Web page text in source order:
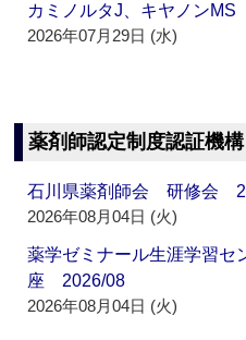
カミノルタJ、キヤノンMS
2026年07月29日 (水)
薬剤師認定制度認証機
石川県薬剤師会 研修会
2026年08月04日 (火)
薬学ゼミナール生涯学習
座 2026/08
2026年08月04日 (火)